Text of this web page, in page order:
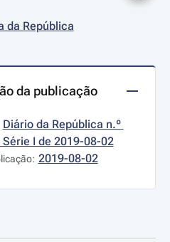
da República
da publicação
Diário da República n.º
I de 2019-08-02
2019-08-02